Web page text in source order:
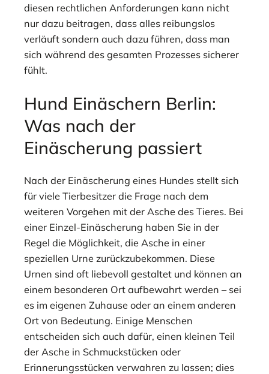
diesen rechtlichen Anforderungen kann nicht
nur dazu beitragen, dass alles reibungslos
verläuft sondern auch dazu führen, dass man
sich während des gesamten Prozesses sicherer
fühlt.
Hund Einäschern Berlin:
Was nach der
Einäscherung passiert
Nach der Einäscherung eines Hundes stellt sich
für viele Tierbesitzer die Frage nach dem
weiteren Vorgehen mit der Asche des Tieres. Bei
einer Einzel-Einäscherung haben Sie in der
Regel die Möglichkeit, die Asche in einer
speziellen Urne zurückzubekommen. Diese
Urnen sind oft liebevoll gestaltet und können an
einem besonderen Ort aufbewahrt werden – sei
es im eigenen Zuhause oder an einem anderen
Ort von Bedeutung. Einige Menschen
entscheiden sich auch dafür, einen kleinen Teil
der Asche in Schmuckstücken oder
Erinnerungsstücken verwahren zu lassen; dies